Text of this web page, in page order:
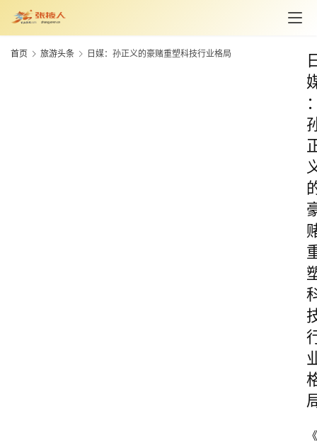
首页 旅游头条 日媒：孙正义的豪赌重塑科技行业格局
《